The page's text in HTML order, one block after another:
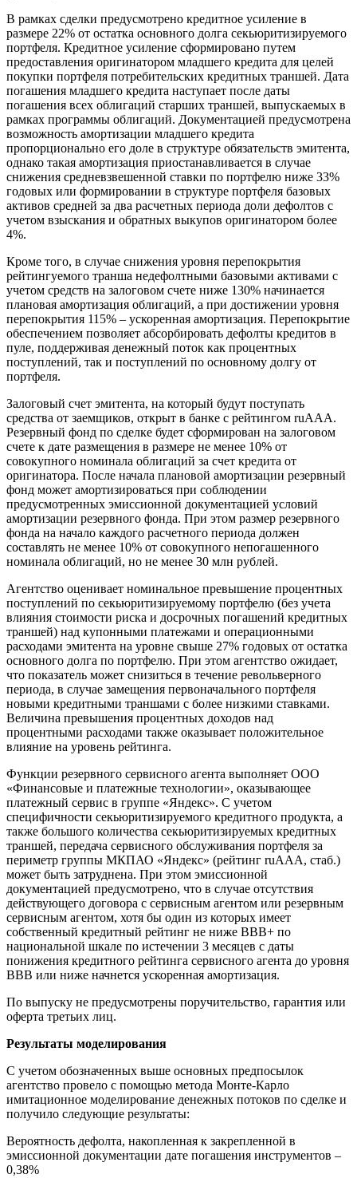
В рамках сделки предусмотрено кредитное усиление в
размере 22% от остатка основного долга секьюритизируемого
портфеля. Кредитное усиление сформировано путем
предоставления оригинатором младшего кредита для целей
покупки портфеля потребительских кредитных траншей. Дата
погашения младшего кредита наступает после даты
погашения всех облигаций старших траншей, выпускаемых в
рамках программы облигаций. Документацией предусмотрена
возможность амортизации младшего кредита
пропорционально его доле в структуре обязательств эмитента,
однако такая амортизация приостанавливается в случае
снижения средневзвешенной ставки по портфелю ниже 33%
годовых или формировании в структуре портфеля базовых
активов средней за два расчетных периода доли дефолтов с
учетом взыскания и обратных выкупов оригинатором более
4%.
Кроме того, в случае снижения уровня перепокрытия
рейтингуемого транша недефолтными базовыми активами с
учетом средств на залоговом счете ниже 130% начинается
плановая амортизация облигаций, а при достижении уровня
перепокрытия 115% – ускоренная амортизация. Перепокрытие
обеспечением позволяет абсорбировать дефолты кредитов в
пуле, поддерживая денежный поток как процентных
поступлений, так и поступлений по основному долгу от
портфеля.
Залоговый счет эмитента, на который будут поступать
средства от заемщиков, открыт в банке с рейтингом ruAAA.
Резервный фонд по сделке будет сформирован на залоговом
счете к дате размещения в размере не менее 10% от
совокупного номинала облигаций за счет кредита от
оригинатора. После начала плановой амортизации резервный
фонд может амортизироваться при соблюдении
предусмотренных эмиссионной документацией условий
амортизации резервного фонда. При этом размер резервного
фонда на начало каждого расчетного периода должен
составлять не менее 10% от совокупного непогашенного
номинала облигаций, но не менее 30 млн рублей.
Агентство оценивает номинальное превышение процентных
поступлений по секьюритизируемому портфелю (без учета
влияния стоимости риска и досрочных погашений кредитных
траншей) над купонными платежами и операционными
расходами эмитента на уровне свыше 27% годовых от остатка
основного долга по портфелю. При этом агентство ожидает,
что показатель может снизиться в течение револьверного
периода, в случае замещения первоначального портфеля
новыми кредитными траншами с более низкими ставками.
Величина превышения процентных доходов над
процентными расходами также оказывает положительное
влияние на уровень рейтинга.
Функции резервного сервисного агента выполняет ООО
«Финансовые и платежные технологии», оказывающее
платежный сервис в группе «Яндекс». С учетом
специфичности секьюритизируемого кредитного продукта, а
также большого количества секьюритизируемых кредитных
траншей, передача сервисного обслуживания портфеля за
периметр группы МКПАО «Яндекс» (рейтинг ruAAA, стаб.)
может быть затруднена. При этом эмиссионной
документацией предусмотрено, что в случае отсутствия
действующего договора с сервисным агентом или резервным
сервисным агентом, хотя бы один из которых имеет
собственный кредитный рейтинг не ниже BBB+ по
национальной шкале по истечении 3 месяцев с даты
понижения кредитного рейтинга сервисного агента до уровня
BBB или ниже начнется ускоренная амортизация.
По выпуску не предусмотрены поручительство, гарантия или
оферта третьих лиц.
Результаты моделирования
С учетом обозначенных выше основных предпосылок
агентство провело с помощью метода Монте-Карло
имитационное моделирование денежных потоков по сделке и
получило следующие результаты:
Вероятность дефолта, накопленная к закрепленной в
эмиссионной документации дате погашения инструментов –
0,38%